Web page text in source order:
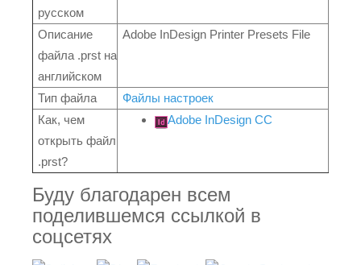
русском
Описание
файла .prst на
английском
Adobe InDesign Printer Presets File
Тип файла
Файлы настроек
Как, чем
открыть файл
.prst?
Adobe InDesign CC
Буду благодарен всем
поделившемся ссылкой в
соцсетях